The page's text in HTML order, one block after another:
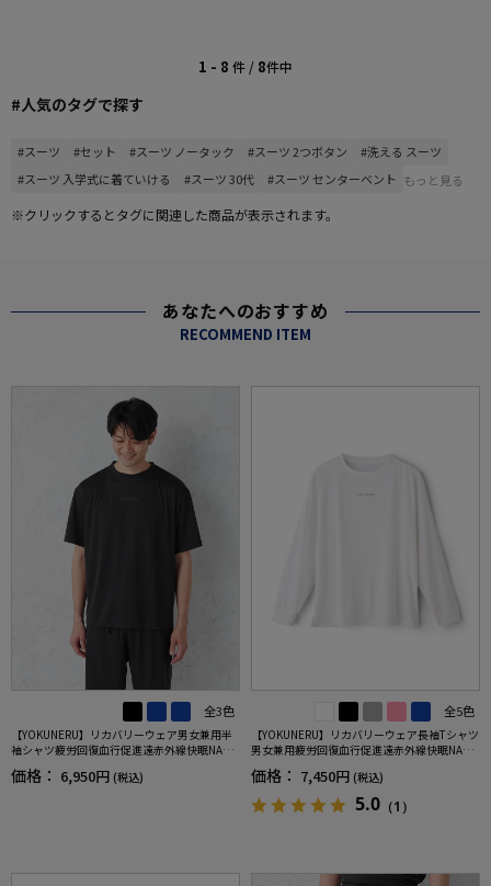
1 - 8 件 / 8件中
#人気のタグで探す
#スーツ #セット #スーツ ノータック #スーツ 2つボタン
#洗える スーツ
#スーツ 入学式に着ていける
#スーツ 30代 #スーツ センターベント もっと見る
※クリックするとタグに関連した商品が表示されます。
あなたへのおすすめ
RECOMMEND ITEM
全3色
【YOKUNERU】リカバリーウェア男女兼用半
袖シャツ疲労回復血行促進遠赤外線快眠NANO
MIX(R)【一般医療機器】SS～LLサイズ
価格： 6,950円 (税込)
全5色
【YOKUNERU】リカバリーウェア長袖Tシャツ
男女兼用疲労回復血行促進遠赤外線快眠NANO
MIX(R)【一般医療機器】SS～LLサイズ
価格： 7,450円 (税込)
5.0 （1）